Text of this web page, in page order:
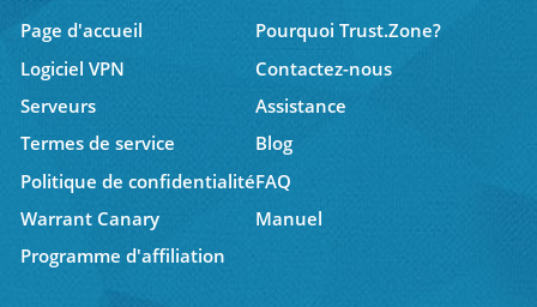
Page d'accueil
Pourquoi Trust.Zone?
Logiciel VPN
Contactez-nous
Serveurs
Assistance
Termes de service
Blog
Politique de confidentialitéFAQ
Warrant Canary
Manuel
Programme d'affiliation